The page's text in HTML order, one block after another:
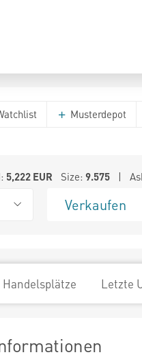
Musterdepot
5,222EUR Size: 9.575|
Verkaufen
Letzte